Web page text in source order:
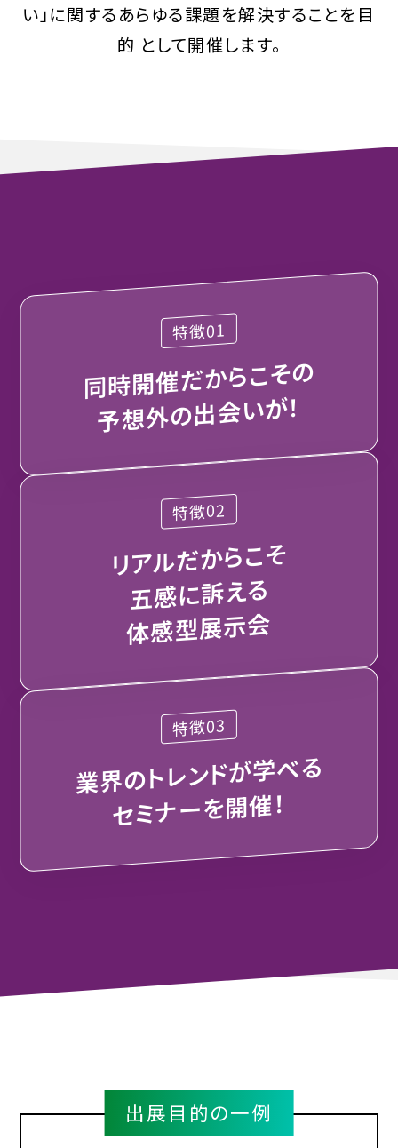
い」に関するあらゆる課題を解決することを目
的 として開催します。
特徴01
同時開催だからこその
予想外の出会いが！
特徴02
リアルだからこそ
五感に訴える
体感型展示会
特徴03
業界のトレンドが学べる
セミナーを開催！
出展目的の一例